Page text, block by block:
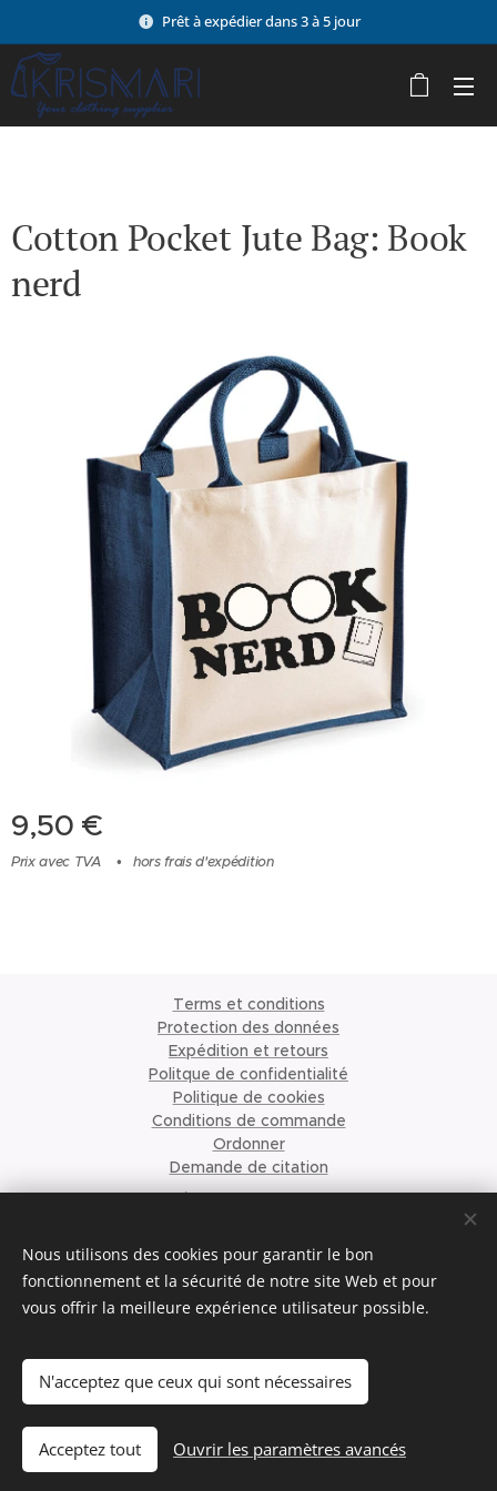
Prêt à expédier dans 3 à 5 jour
Cotton Pocket Jute Bag: Book
nerd
9,50 €
Prix avec TVA hors frais d'expédition
Ajouter au panier
Terms et conditions
Protection des données
Expédition et retours
Politque de confidentialité
Politique de cookies
Conditions de commande
Ordonner
Demande de citation
©2023 Krismari Clothing Cookies
Langues
Nous utilisons des cookies pour garantir le bon
fonctionnement et la sécurité de notre site Web et pour
vous offrir la meilleure expérience utilisateur possible.
N'acceptez que ceux qui sont nécessaires
Acceptez tout Ouvrir les paramètres avancés